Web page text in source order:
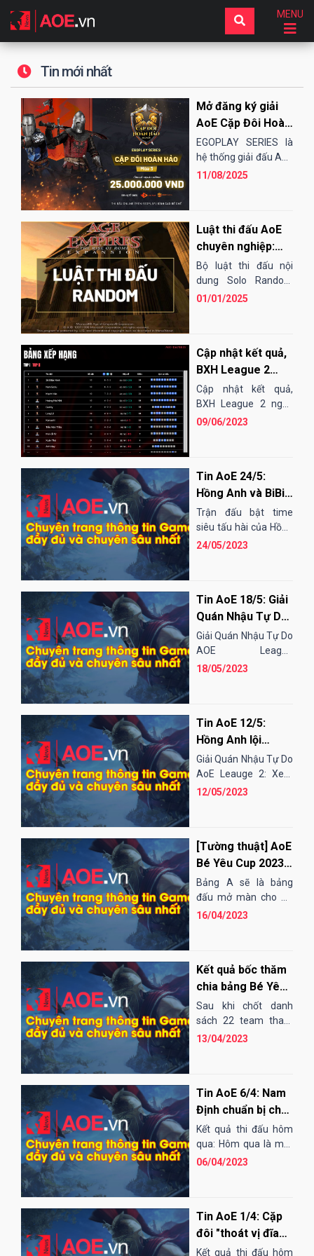
MENU
Tin mới nhất
Mở đăng ký giải
AoE Cặp Đôi Hoàn
Hảo mùa 3 (2vs2
Random) -
EGOPLAY SERIES
EGOPLAY SERIES là
hệ thống giải đấu AoE
do EGO MEDIA -
Việt...
11/08/2025
Luật thi đấu AoE
chuyên nghiệp:
Thể thức Solo
Random
Bộ luật thi đấu nội
dung Solo Random
được thống nhất giữa
01/01/2025
Cập nhật kết quả,
BXH League 2
ngày 9/6
Cập nhật kết quả,
BXH League 2 ngày
9/6
09/06/2023
Tin AoE 24/5:
Hồng Anh và BiBi
khiến người xem
ngỡ ngàng vì trận
đấu bật time siêu
Trận đấu bật time
siêu tấu hài của Hồng
Anh: Cụ thể, đó là trận
24/05/2023
Tin AoE 18/5: Giải
Quán Nhậu Tự Do
bước vào tuần thi
đấu thứ 3
Giải Quán Nhậu Tự Do
AOE League
Summer: Hôm nay,
18/05/2023
Tin AoE 12/5:
Hồng Anh lội
ngược dòng đầy
ảo diệu trước Tiểu
Thủy Ngư
Giải Quán Nhậu Tự Do
AoE Leauge 2: Xem
kết quả và bảng xếp
12/05/2023
[Tường thuật] AoE
Bé Yêu Cup 2023
ngày đầu tiên:
Bảng tử thần khai
màn giải đấu
Bảng A sẽ là bảng
đấu mở màn cho Bé
Yêu Cup 2023. Các
16/04/2023
Kết quả bốc thăm
chia bảng Bé Yêu
Cup 2023: Xuất
hiện bảng tử thần
Sau khi chốt danh
sách 22 team tham
dự, ban tổ chức đã
13/04/2023
Tin AoE 6/4: Nam
Định chuẩn bị cho
Bé Yêu Cup, BiBi
và Sơ Luyến đụng
độ
Kết quả thi đấu hôm
qua: Hôm qua là một
ngày thi đấu khá tệ
06/04/2023
Tin AoE 1/4: Cặp
đôi "thoát vị đĩa
đệm" Hồng Anh -
Kết quả thi đấu hôm